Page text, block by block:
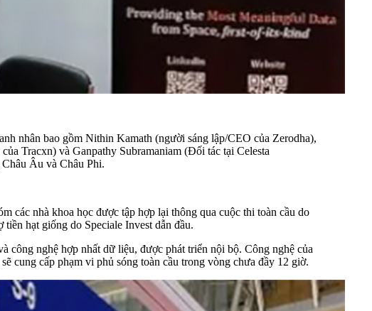
nhân bao gồm Nithin Kamath (người sáng lập/CEO của Zerodha),
Tracxn) và Ganpathy Subramaniam (Đối tác tại Celesta
Âu và Châu Phi.
các nhà khoa học được tập hợp lại thông qua cuộc thi toàn cầu do
hạt giống do Speciale Invest dẫn đầu.
công nghệ hợp nhất dữ liệu, được phát triển nội bộ. Công nghệ của
cung cấp phạm vi phủ sóng toàn cầu trong vòng chưa đầy 12 giờ.